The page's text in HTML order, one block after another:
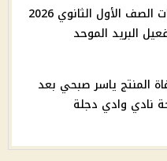
فتح باب تسجيل رغبات الصف الأول الثانوي 2026
البريد الموحد
المنتج ياسر صبحي بعد
نادي وادي دجلة